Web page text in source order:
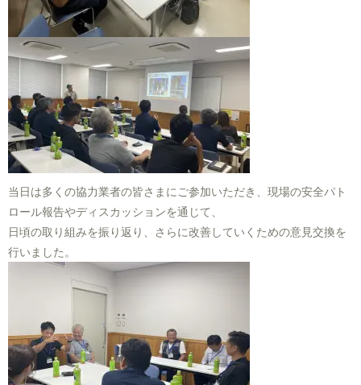
当日は多くの協力業者の皆さまにご参加いただき、現場の安全パト
ロール報告やディスカッションを通じて、
日頃の取り組みを振り返り、さらに改善していくための意見交換を
行いました。